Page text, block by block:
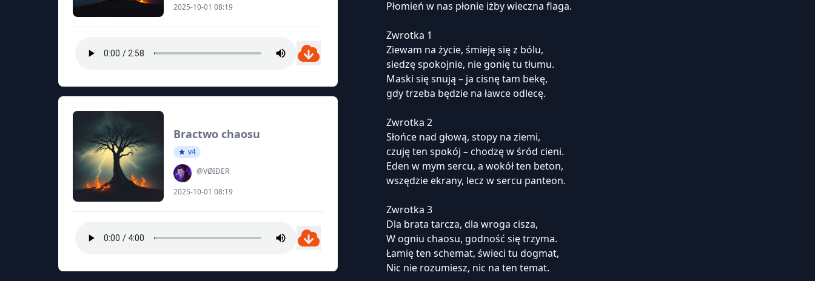
2025-10-01 08:19
Bractwo chaosu
v4
@VØIĐER
2025-10-01 08:19
Płomień w nas płonie iżby wieczna flaga.
Zwrotka 1
Ziewam na życie, śmieję się z bólu,
siedzę spokojnie, nie gonię tu tłumu.
Maski się snują – ja cisnę tam bekę,
gdy trzeba będzie na ławce odlecę.
Zwrotka 2
Słońce nad głową, stopy na ziemi,
czuję ten spokój – chodzę w śród cieni.
Eden w mym sercu, a wokół ten beton,
wszędzie ekrany, lecz w sercu panteon.
Zwrotka 3
Dla brata tarcza, dla wroga cisza,
W ogniu chaosu, godność się trzyma.
Łamię ten schemat, świeci tu dogmat,
Nic nie rozumiesz, nic na ten temat.